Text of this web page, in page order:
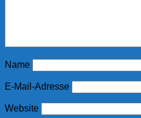
Name
E-Mail-Adresse
Website